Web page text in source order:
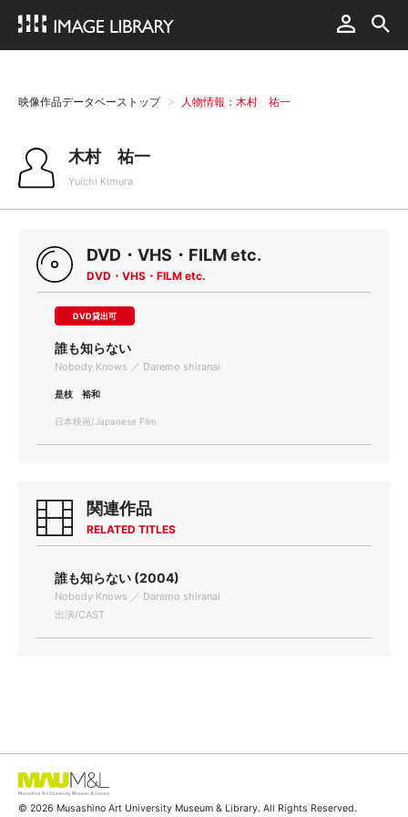
映像作品データベーストップ 人物情報：木村 祐一
木村 祐一
Yuichi Kimura
DVD・VHS・FILM etc.
DVD・VHS・FILM etc.
DVD貸出可
誰も知らない
Nobody Knows ／ Daremo shiranai
是枝 裕和
日本映画/Japanese Film
関連作品
RELATED TITLES
誰も知らない (2004)
Nobody Knows ／ Daremo shiranai
出演/CAST
© 2026 Musashino Art University Museum & Library. All Rights Reserved.